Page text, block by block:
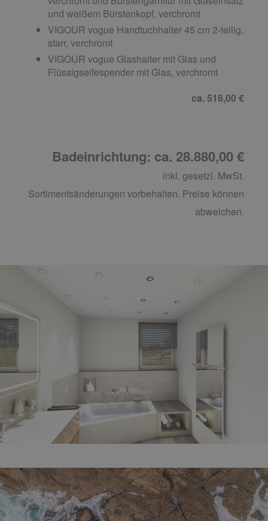
und weißem Bürstenkopf, verchromt
VIGOUR vogue Handtuchhalter 45 cm 2-teilig,
starr, verchromt
VIGOUR vogue Glashalter mit Glas und
Flüssigseifespender mit Glas, verchromt
ca. 518,00 €
Badeinrichtung: ca. 28.880,00 €
inkl. gesetzl. MwSt.
Sortimentsänderungen vorbehalten. Preise können
abweichen.